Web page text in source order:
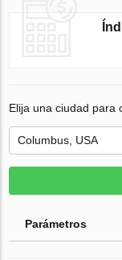
Elija una ciudad para
Parámetros